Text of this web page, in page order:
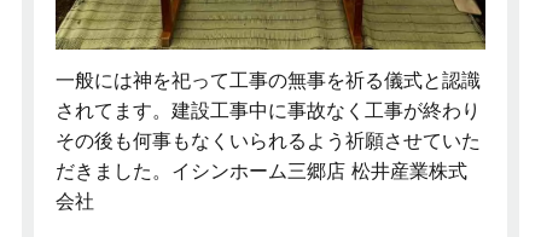
一般には神を祀って工事の無事を祈る儀式と認識
されてます。建設工事中に事故なく工事が終わり
その後も何事もなくいられるよう祈願させていた
だきました。イシンホーム三郷店 松井産業株式
会社